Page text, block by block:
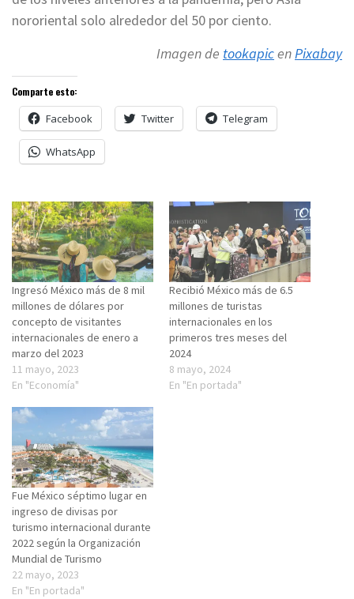
nororiental solo alrededor del 50 por ciento.
Imagen de tookapicenPixabay
Comparte esto:
Facebook Twitter Telegram
WhatsApp
Ingresó México más de 8 mil
millones de dólares por
concepto de visitantes
internacionales de enero a
marzo del 2023
11 mayo, 2023
En "Economía"
Recibió México más de 6.5
millones de turistas
internacionales en los
primeros tres meses del
2024
8 mayo, 2024
En "En portada"
Fue México séptimo lugar en
ingreso de divisas por
turismo internacional durante
2022 según la Organización
Mundial de Turismo
22 mayo, 2023
En "En portada"